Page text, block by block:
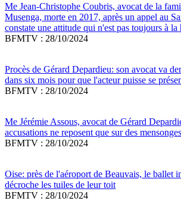
Me Jean-Christophe Coubris, avocat de la
Musenga, morte en 2017, après un appel au
constate une attitude qui n'est pas toujours à
BFMTV : 28/10/2024
Procès de Gérard Depardieu: son avocat va
dans six mois pour que l'acteur puisse se
BFMTV : 28/10/2024
Me Jérémie Assous, avocat de Gérard
accusations ne reposent que sur des mensonges
BFMTV : 28/10/2024
Oise: près de l'aéroport de Beauvais, le ballet
décroche les tuiles de leur toit
BFMTV : 28/10/2024